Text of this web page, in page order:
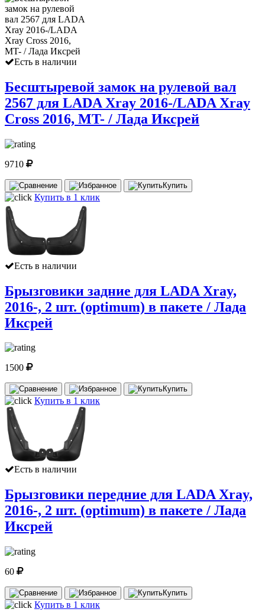
Есть в наличии
Бесштыревой замок на рулевой вал
2567 для LADA Xray 2016-/LADA Xray
Cross 2016, MT- / Лада Иксрей
9710
Купить
Купить в 1 клик
Есть в наличии
Брызговики задние для LADA Xray,
2016-, 2 шт. (optimum) в пакете / Лада
Иксрей
1500
Купить
Купить в 1 клик
Есть в наличии
Брызговики передние для LADA Xray,
2016-, 2 шт. (optimum) в пакете / Лада
Иксрей
60
Купить
Купить в 1 клик